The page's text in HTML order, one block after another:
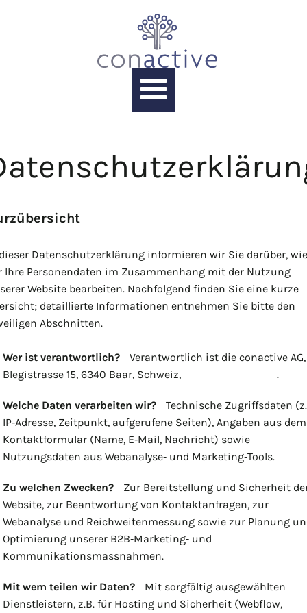
Datenschutzerklärung informieren wir Sie darüber, wie
Ihre Personendaten im Zusammenhang mit der Nutzung
Website bearbeiten. Nachfolgend finden Sie eine kurze
detaillierte Informationen entnehmen Sie bitte den
Abschnitten.
Wer ist verantwortlich?
Verantwortlich ist die conactive AG,
Blegistrasse 15, 6340 Baar, Schweiz,
.
Welche Daten verarbeiten wir? Technische Zugriffsdaten
IP‑Adresse, Zeitpunkt, aufgerufene Seiten), Angaben aus dem
Kontaktformular (Name, E‑Mail, Nachricht) sowie
Nutzungsdaten aus Webanalyse‑ und Marketing‑Tools.
Zu welchen Zwecken? Zur Bereitstellung und Sicherheit
Website, zur Beantwortung von Kontaktanfragen, zur
Webanalyse und Reichweitenmessung sowie zur Planung
Optimierung unserer B2B‑Marketing‑ und
Kommunikationsmassnahmen.
Mit wem teilen wir Daten? Mit sorgfältig ausgewählten
Dienstleistern, z.B. für Hosting und Sicherheit (Webflow,